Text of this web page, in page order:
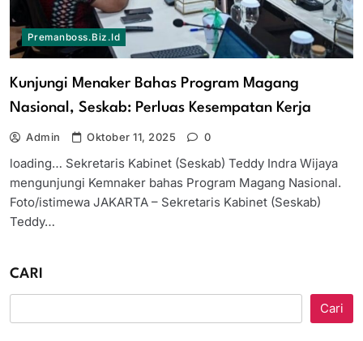
Premanboss.biz.id
Kunjungi Menaker Bahas Program Magang
Nasional, Seskab: Perluas Kesempatan Kerja
Admin Oktober 11, 2025 0
loading… Sekretaris Kabinet (Seskab) Teddy Indra Wijaya
mengunjungi Kemnaker bahas Program Magang Nasional.
Foto/istimewa JAKARTA – Sekretaris Kabinet (Seskab)
Teddy…
CARI
Cari